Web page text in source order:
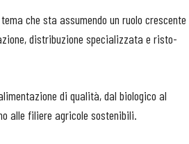
che sta assumendo un ruolo crescente
distribuzione specializzata e risto-
di qualità, dal biologico al
alle filiere agricole sostenibili.